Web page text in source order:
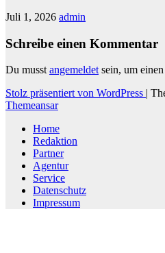
Juli 1, 2026 admin
Schreibe einen Kommentar
Du musst angemeldet sein, um
Stolz präsentiert von WordPress |
Themeansar
Home
Redaktion
Partner
Agentur
Service
Datenschutz
Impressum